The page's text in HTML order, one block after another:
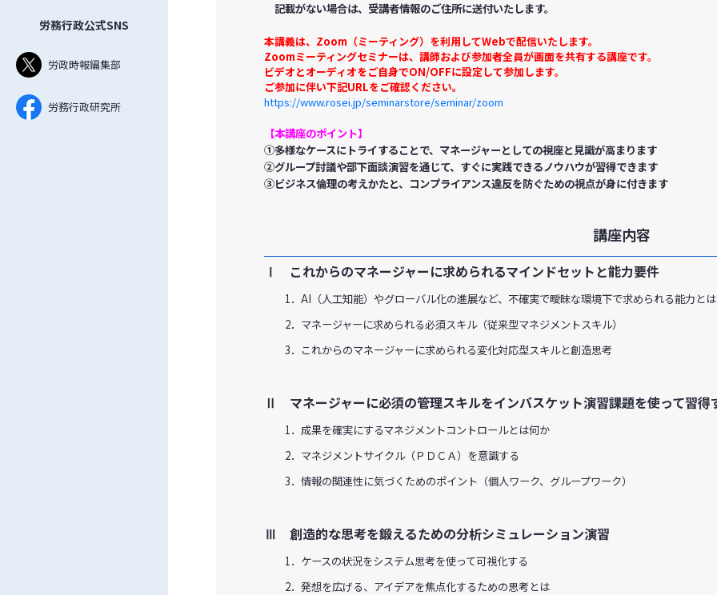
労務行政公式SNS
労政時報編集部
労務行政研究所
記載がない場合は、受講者情報のご住所に送付いたします。
本講義は、Zoom（ミーティング）を利用してWebで配信いたします。
Zoomミーティングセミナーは、講師および参加者全員が画面を共有する講座です。
ビデオとオーディオをご自身でON/OFFに設定して参加します。
ご参加に伴い下記URLをご確認ください。
https://www.rosei.jp/seminarstore/seminar/zoom
【本講座のポイント】
①多様なケースにトライすることで、マネージャーとしての視座と見識が高まります
②グループ討議や部下面談演習を通じて、すぐに実践できるノウハウが習得できます
③ビジネス倫理の考えかたと、コンプライアンス違反を防ぐための視点が身に付きます
講座内容
Ⅰ これからのマネージャーに求められるマインドセットと能力要件
1．AI（人工知能）やグローバル化の進展など、不確実で曖昧な環境下で求められる能力とは
2．マネージャーに求められる必須スキル（従来型マネジメントスキル）
3．これからのマネージャーに求められる変化対応型スキルと創造思考
Ⅱ マネージャーに必須の管理スキルをインバスケット演習課題を使って習得
1．成果を確実にするマネジメントコントロールとは何か
2．マネジメントサイクル（ＰＤＣＡ）を意識する
3．情報の関連性に気づくためのポイント（個人ワーク、グループワーク）
Ⅲ 創造的な思考を鍛えるための分析シミュレーション演習
1．ケースの状況をシステム思考を使って可視化する
2．発想を広げる、アイデアを焦点化するための思考とは